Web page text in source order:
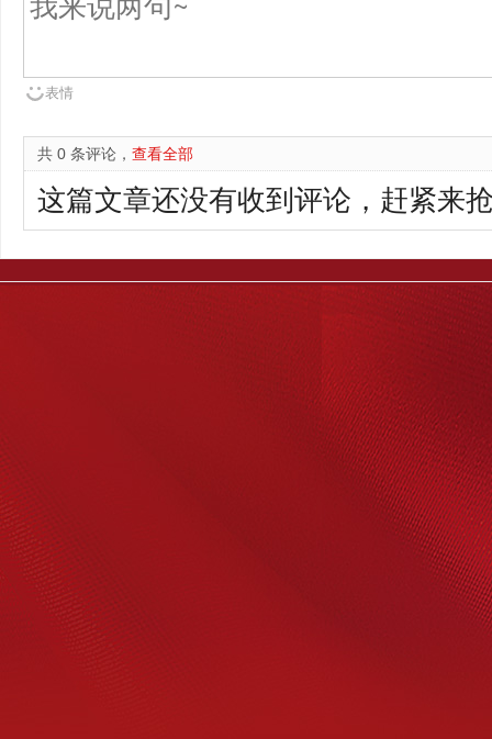
表情
共 0 条评论， 查看全部
这篇文章还没有收到评论，赶紧来